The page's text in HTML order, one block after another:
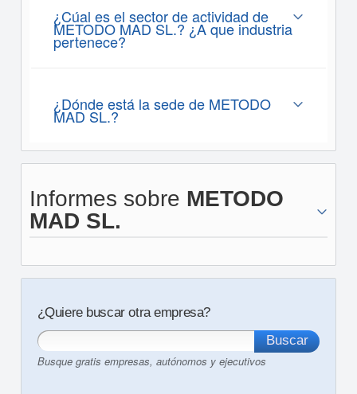
¿Cúal es el sector de actividad de
METODO MAD SL.? ¿A que industria
pertenece?
¿Dónde está la sede de METODO
MAD SL.?
Informes sobre METODO
MAD SL.
¿Quiere buscar otra empresa?
Busque gratis empresas, autónomos y ejecutivos